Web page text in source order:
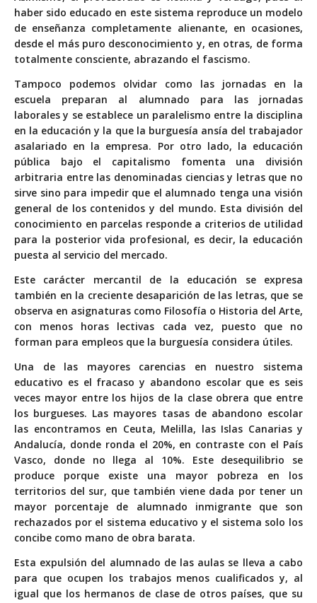
haber sido educado en este sistema reproduce un modelo
de enseñanza completamente alienante, en ocasiones,
desde el más puro desconocimiento y, en otras, de forma
totalmente consciente, abrazando el fascismo.
Tampoco podemos olvidar como las jornadas en la
escuela preparan al alumnado para las jornadas
laborales y se establece un paralelismo entre la disciplina
en la educación y la que la burguesía ansía del trabajador
asalariado en la empresa. Por otro lado, la educación
pública bajo el capitalismo fomenta una división
arbitraria entre las denominadas ciencias y letras que no
sirve sino para impedir que el alumnado tenga una visión
general de los contenidos y del mundo. Esta división del
conocimiento en parcelas responde a criterios de utilidad
para la posterior vida profesional, es decir, la educación
puesta al servicio del mercado.
Este carácter mercantil de la educación se expresa
también en la creciente desaparición de las letras, que se
observa en asignaturas como Filosofía o Historia del Arte,
con menos horas lectivas cada vez, puesto que no
forman para empleos que la burguesía considera útiles.
Una de las mayores carencias en nuestro sistema
educativo es el fracaso y abandono escolar que es seis
veces mayor entre los hijos de la clase obrera que entre
los burgueses. Las mayores tasas de abandono escolar
las encontramos en Ceuta, Melilla, las Islas Canarias y
Andalucía, donde ronda el 20%, en contraste con el País
Vasco, donde no llega al 10%. Este desequilibrio se
produce porque existe una mayor pobreza en los
territorios del sur, que también viene dada por tener un
mayor porcentaje de alumnado inmigrante que son
rechazados por el sistema educativo y el sistema solo los
concibe como mano de obra barata.
Esta expulsión del alumnado de las aulas se lleva a cabo
para que ocupen los trabajos menos cualificados y, al
igual que los hermanos de clase de otros países, que su